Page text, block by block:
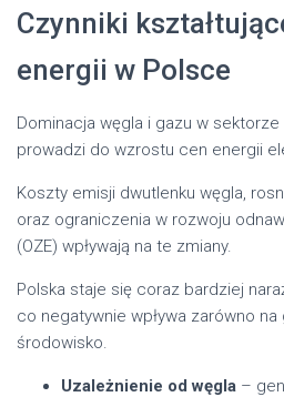
Czynniki
energii w Polsce
Dominacja węgla i gazu w
prowadzi do wzrostu cen energii
Koszty emisji dwutlenku węgla,
oraz ograniczenia w rozwoju
(OZE) wpływają na te zmiany.
Polska staje się coraz bardziej
co negatywnie wpływa zarówno na
środowisko.
Uzależnienie od węgla –